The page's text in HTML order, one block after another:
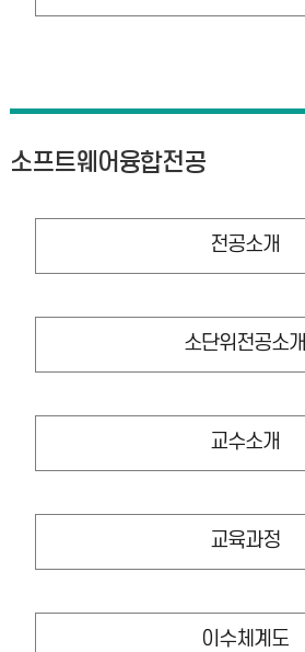
소프트웨어융합전공
전공소개
소단위전공소개
교수소개
교육과정
이수체계도